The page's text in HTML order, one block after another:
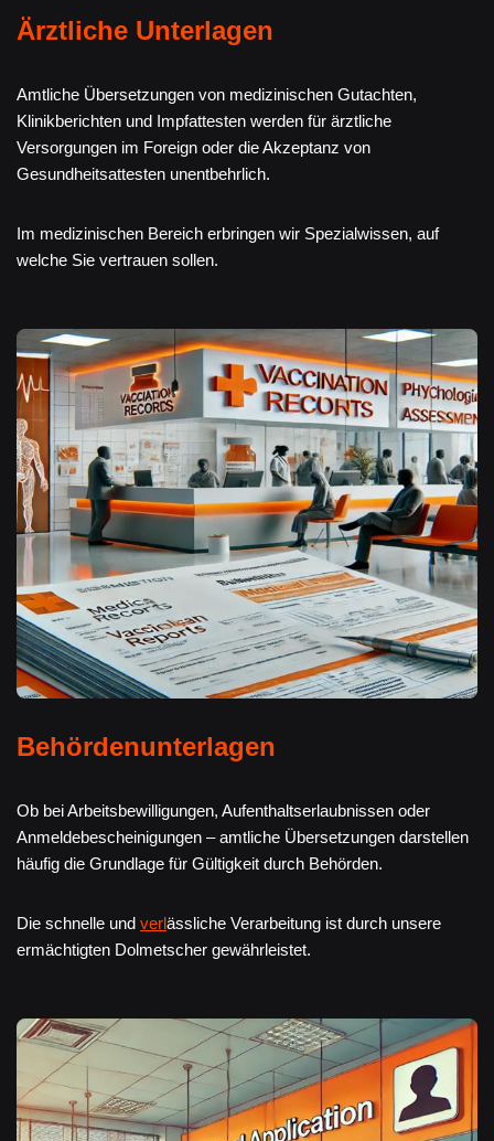
Ärztliche Unterlagen
Amtliche Übersetzungen von medizinischen Gutachten,
Klinikberichten und Impfattesten werden für ärztliche
Versorgungen im Foreign oder die Akzeptanz von
Gesundheitsattesten unentbehrlich.
Im medizinischen Bereich erbringen wir Spezialwissen, auf
welche Sie vertrauen sollen.
Behördenunterlagen
Ob bei Arbeitsbewilligungen, Aufenthaltserlaubnissen oder
Anmeldebescheinigungen – amtliche Übersetzungen darstellen
häufig die Grundlage für Gültigkeit durch Behörden.
Die schnelle und verlässliche Verarbeitung ist durch unsere
ermächtigten Dolmetscher gewährleistet.